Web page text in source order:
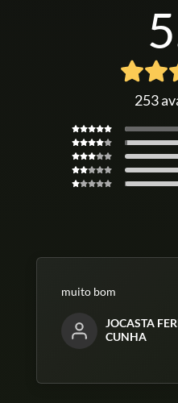
253
muito bom
JOCASTA
CUNHA